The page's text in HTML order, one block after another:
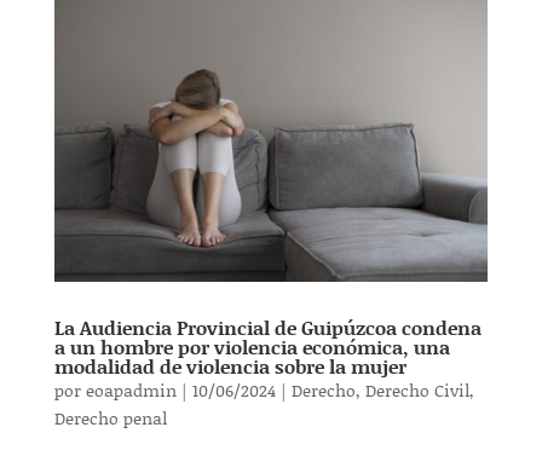
La Audiencia Provincial de Guipúzcoa condena
a un hombre por violencia económica, una
modalidad de violencia sobre la mujer
poreoapadmin| 10/06/2024| Derecho, Derecho Civil,
Derecho penal